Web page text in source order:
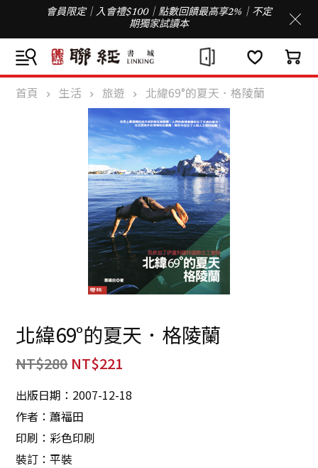
會員限定｜入會禮$100｜點數回饋最高享2%｜不定
期獨家試讀本
首頁 生活 旅遊 北緯69°的夏天．格陵蘭
北緯69°的夏天．格陵蘭
NT$280 NT$221
出版日期：2007-12-18
作者：蕭福田
印刷：彩色印刷
裝訂：平裝